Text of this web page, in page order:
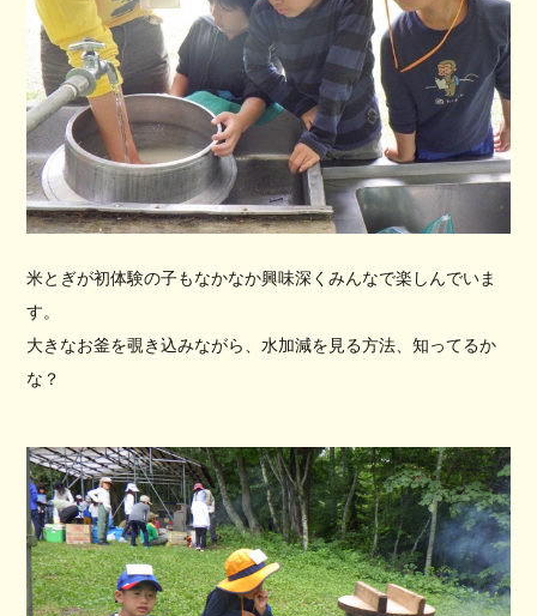
米とぎが初体験の子もなかなか興味深くみんなで楽しんでいま
す。
大きなお釜を覗き込みながら、水加減を見る方法、知ってるか
な？